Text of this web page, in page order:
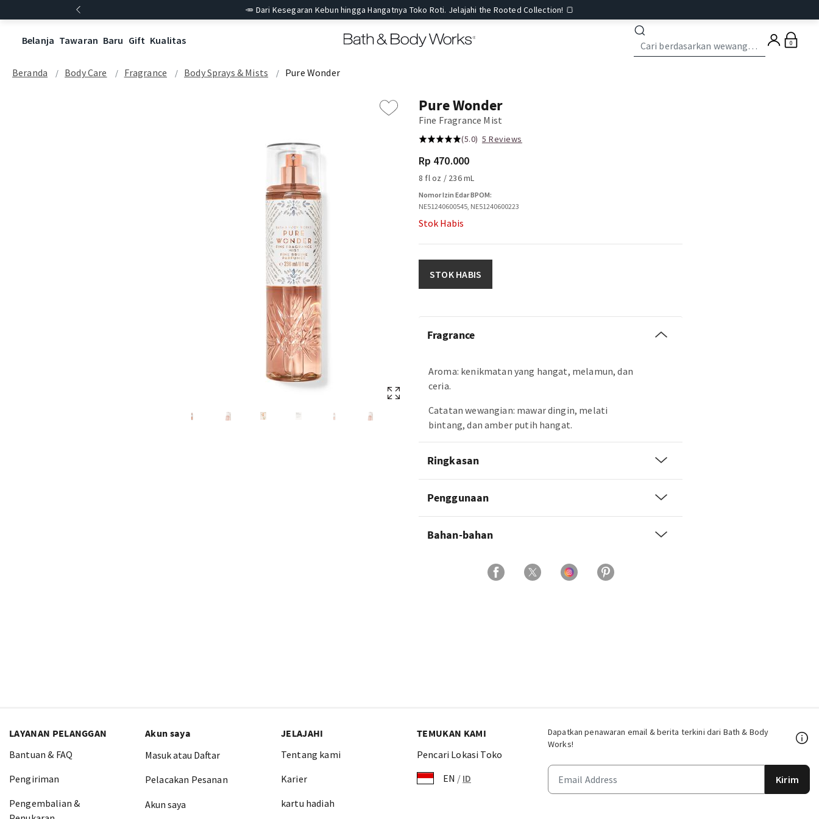
🥕 Dari Kesegaran Kebun hingga Hangatnya Toko Roti. Jelajahi the Rooted Collection! 🍞
Belanja Tawaran Baru Gift Kualitas 0
Beranda Body Care Fragrance Body Sprays & Mists Pure Wonder
Pure Wonder
Fine Fragrance Mist
(5.0) 5 Reviews
Rp 470.000
8 fl oz / 236 mL
Nomor Izin Edar BPOM:
NE51240600545, NE51240600223
Stok Habis
STOK HABIS
Fragrance
Aroma: kenikmatan yang hangat, melamun, dan
ceria.
Catatan wewangian: mawar dingin, melati
bintang, dan amber putih hangat.
Ringkasan
Penggunaan
Bahan-bahan
Dapatkan penawaran email & berita terkini dari Bath & Body
Works!
Kirim
LAYANAN PELANGGAN
Bantuan & FAQ
Pengiriman
Pengembalian &
Akun saya
Masuk atau Daftar
Pelacakan Pesanan
Akun saya
JELAJAHI
Tentang kami
Karier
kartu hadiah
TEMUKAN KAMI
Pencari Lokasi Toko
EN / ID